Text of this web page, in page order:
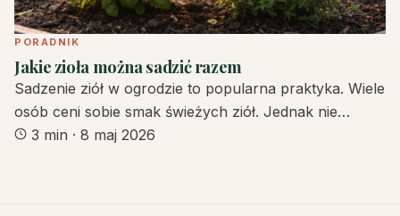
PORADNIK
Jakie zioła można sadzić razem
Sadzenie ziół w ogrodzie to popularna praktyka. Wiele
osób ceni sobie smak świeżych ziół. Jednak nie…
3 min · 8 maj 2026